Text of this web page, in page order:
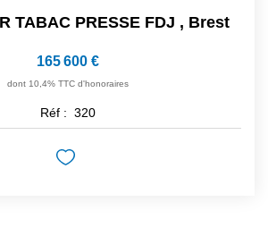
TABAC PRESSE FDJ , Brest
165 600 €
dont 10,4% TTC d'honoraires
Réf : 320